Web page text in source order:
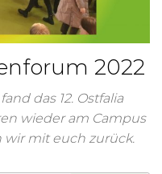
2022
das 12. Ostfalia
wieder am Campus
wir mit euch zurück.